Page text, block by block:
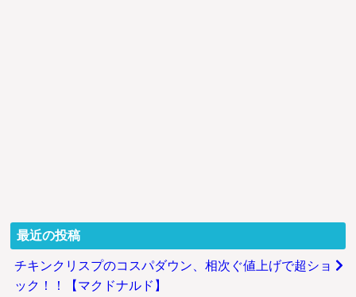
最近の投稿
チキンクリスプのコスパダウン、相次ぐ値上げで超ショ
ック！！【マクドナルド】